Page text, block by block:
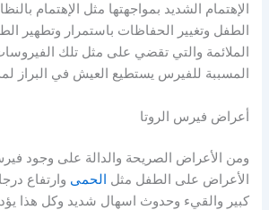
الإهتمام الشديد بمواجهتها مثل الإهتمام
الطفل وتغيير الحفاظات باستمرار وتطهير
الملائمة والتي تقضي على مثل تلك
المسببة للفيرس يستطيع العيش في البراز
أعراض فيرس الروتا
ومن الأعراض الصريحة والدالة على وجود
الأعراض على الطفل مثل الحمى وارتفاع
كبير والقيء وحدوث اسهال شديد وكل هذا